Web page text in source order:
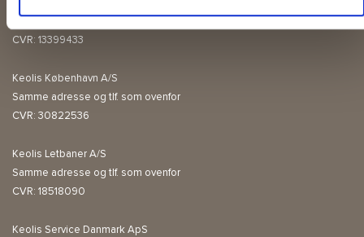
88 17 17 17
CVR: 13399433
Keolis København A/S
Samme adresse og tlf. som ovenfor
CVR: 30822536
Keolis Letbaner A/S
Samme adresse og tlf. som ovenfor
CVR: 18518090
Keolis Service Danmark ApS